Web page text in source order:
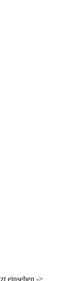
einsehen ->